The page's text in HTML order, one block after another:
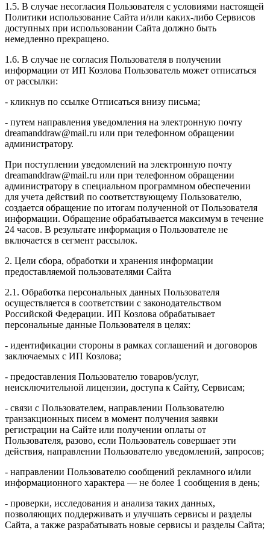
1.5. В случае несогласия Пользователя с условиями настоящей
Политики использование Сайта и/или каких-либо Сервисов
доступных при использовании Сайта должно быть
немедленно прекращено.
1.6. В случае не согласия Пользователя в получении
информации от ИП Козлова Пользователь может отписаться
от рассылки:
- кликнув по ссылке Отписаться внизу письма;
- путем направления уведомления на электронную почту
dreamanddraw@mail.ru или при телефонном обращении
администратору.
При поступлении уведомлений на электронную почту
dreamanddraw@mail.ru или при телефонном обращении
администратору в специальном программном обеспечении
для учета действий по соответствующему Пользователю,
создается обращение по итогам полученной от Пользователя
информации. Обращение обрабатывается максимум в течение
24 часов. В результате информация о Пользователе не
включается в сегмент рассылок.
2. Цели сбора, обработки и хранения информации
предоставляемой пользователями Сайта
2.1. Обработка персональных данных Пользователя
осуществляется в соответствии с законодательством
Российской Федерации. ИП Козловa обрабатывает
персональные данные Пользователя в целях:
- идентификации стороны в рамках соглашений и договоров
заключаемых с ИП Козлова;
- предоставления Пользователю товаров/услуг,
неисключительной лицензии, доступа к Сайту, Сервисам;
- связи с Пользователем, направлении Пользователю
транзакционных писем в момент получения заявки
регистрации на Сайте или получении оплаты от
Пользователя, разово, если Пользователь совершает эти
действия, направлении Пользователю уведомлений, запросов;
- направлении Пользователю сообщений рекламного и/или
информационного характера — не более 1 сообщения в день;
- проверки, исследования и анализа таких данных,
позволяющих поддерживать и улучшать сервисы и разделы
Сайта, а также разрабатывать новые сервисы и разделы Сайта;